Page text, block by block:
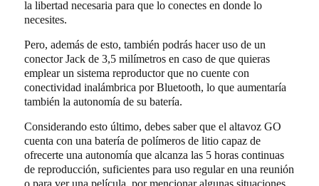
la libertad necesaria para que lo conectes en donde lo
necesites.
Pero, además de esto, también podrás hacer uso de un
conector Jack de 3,5 milímetros en caso de que quieras
emplear un sistema reproductor que no cuente con
conectividad inalámbrica por Bluetooth, lo que aumentaría
también la autonomía de su batería.
Considerando esto último, debes saber que el altavoz GO
cuenta con una batería de polímeros de litio capaz de
ofrecerte una autonomía que alcanza las 5 horas continuas
de reproducción, suficientes para uso regular en una reunión
o para ver una película, por mencionar algunas situaciones,